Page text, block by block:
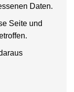
Daten.
Seite und